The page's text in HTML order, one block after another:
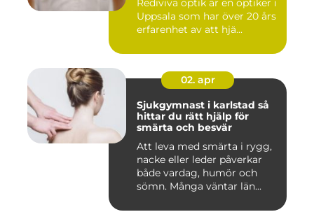
Rediviva optik är en optiker i
Uppsala som har över 20 års
erfarenhet av att hjä...
02. apr
Sjukgymnast i karlstad så
hittar du rätt hjälp för
smärta och besvär
Att leva med smärta i rygg,
nacke eller leder påverkar
både vardag, humör och
sömn. Många väntar län...